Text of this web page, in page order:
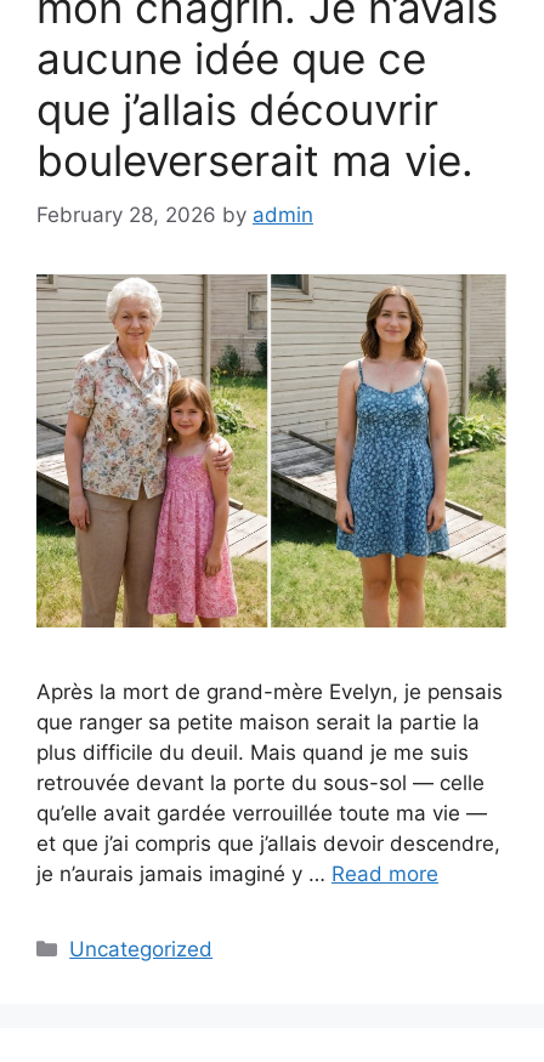
aucune idée que ce
que j’allais découvrir
bouleverserait ma vie.
February 28, 2026 by admin
Après la mort de grand-mère Evelyn, je pensais
que ranger sa petite maison serait la partie la
plus difficile du deuil. Mais quand je me suis
retrouvée devant la porte du sous-sol — celle
qu’elle avait gardée verrouillée toute ma vie —
et que j’ai compris que j’allais devoir descendre,
je n’aurais jamais imaginé y … Read more
Categories
Uncategorized